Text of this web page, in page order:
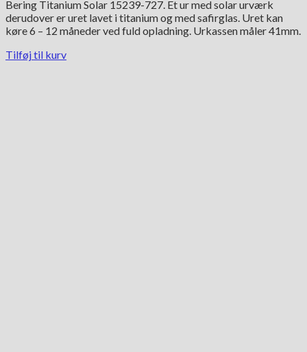
Bering Titanium Solar 15239-727. Et ur med solar urværk
derudover er uret lavet i titanium og med safirglas. Uret kan
køre 6 – 12 måneder ved fuld opladning. Urkassen måler 41mm.
Tilføj til kurv